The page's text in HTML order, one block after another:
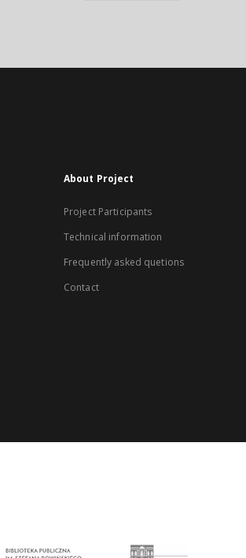
About Project
Project Participants
Technical information
Frequently asked quetions
Contact